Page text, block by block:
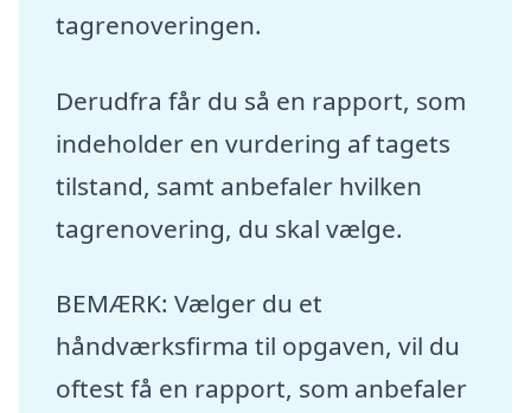
tagrenoveringen.
Derudfra får du så en rapport, som
indeholder en vurdering af tagets
tilstand, samt anbefaler hvilken
tagrenovering, du skal vælge.
BEMÆRK: Vælger du et
håndværksfirma til opgaven, vil du
oftest få en rapport, som anbefaler